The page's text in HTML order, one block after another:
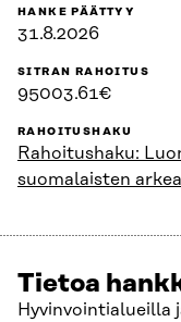
HANKE PÄÄTTYY
31.8.2026
SITRAN RAHOITUS
95003.61€
RAHOITUSHAKU
Rahoitushaku:
suomalaisten arkea
Tietoa
Hyvinvointialueilla